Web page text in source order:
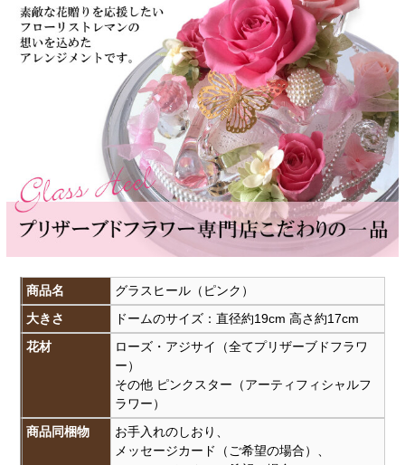
商品名
グラスヒール（ピンク）
大きさ
ドームのサイズ：直径約19cm 高さ約17cm
花材
ローズ・アジサイ（全てプリザーブドフラワ
ー）
その他 ピンクスター（アーティフィシャルフ
ラワー）
商品同梱物
お手入れのしおり、
メッセージカード（ご希望の場合）、